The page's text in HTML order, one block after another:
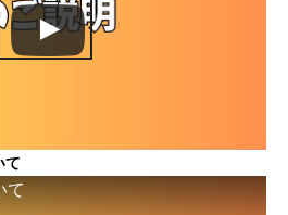
て
て